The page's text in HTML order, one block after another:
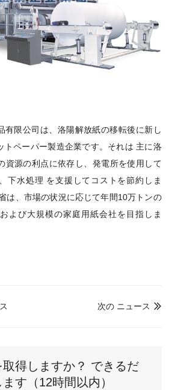
有限公司は、洛陽解放紙の移転後に新し
トペーパー製造企業です。それは 主に洛
資源の利点に依存し、発電所を使用して
下水処理 を支援してコスト を節約 しま
は、市場の状況に応じて年間10万トンの
よび大規模の家庭用紙会社を目指しま

次の ニュース
得しますか？ できるだ
す（12時間以内）